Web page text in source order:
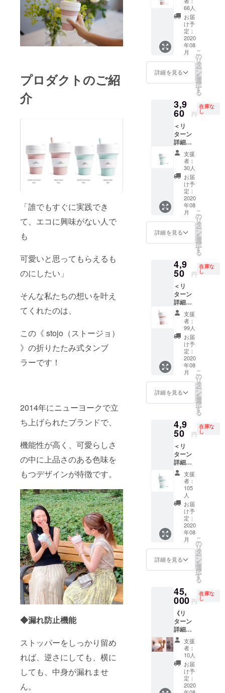
プロダクトのご紹
介
「誰でもすぐに実践でき
て、エコに興味がない人で
も
可愛いと思ってもらえるも
のにしたい」
そんな私たちの想いを叶え
てくれたのは、
この《 stojo（ストージョ）
》の折りたたみ式タンブ
ラーです！
2014年にニューヨークで立
ち上げられたブランドで、
機能性が高く、可愛らしさ
の中に上品さのある色味を
もつデザインが特徴です。
◆漏れ防止機能
ストッパーをしっかり留め
れば、逆さにしても、横に
しても、中身が漏れませ
ん。
いませ
ん。
の価格
となり
ます。
■ 2020
年8月に
お届け
する予
定です
が、生
遅れる
可能性
もござ
いま
す。 ■
イラス
トはメ
イン画
像のデ
ザイン
（A4サ
イズ）
です。
■ イラ
スト現
物はレ
ター
です。
■ オリ
待受画
像はA〜
Dのう
ち、1枚
お選び
いただ
けま
す。
オプ
ション
よりお
好きな
選択く
ださ
け不
要」を
れた場
合、当
画像の
ご送付
はござ
いませ
ん。
エコ タ
ンブ
ラー
（小
《335m
l》・
Rose）
×１個
・向井
ゆきデ
ザイ
るエコ
オリジ
ナル待
受画像
×１枚 ■
こちら
のタン
ブラー
のカ
ラーは
Roseで
す。
Mintを
ご希望
の方は
別メ
ニュー
■ 国内
送料・
消費税
込み ■
2020年
8月にお
届けす
る予定
です
が、生
産、配
送状況
により
遅れる
可能性
もござ
いま
受画像
をA〜D
ち、1枚
お選び
いただ
けま
す。 オ
プショ
ンより
お好き
な画像
を選択
くださ
い。
「お届
要」を
選択さ
画像の
ご送付
はござ
いませ
ん。
66人
お届
け予
定：
2020
年08
月
詳細を見る
こ
の
リ
タ
ー
ン
を
選
択
す
る
3,9
60 円
在庫な
し
＜リ
ターン
詳細＞
・stojo
× ゆる
エコ タ
ンブ
ラー
（小
《335m
l》・
Mint）×
１個 ・
向井ゆ
きデザ
イン！
コオリ
ジナル
待受画
像 ×１
枚 ■こ
ちらの
タンブ
ラーの
カラー
はMint
です。
Roseを
ご希望
の方は
別メ
ニュー
をご選
送料・
消費税
込み ■
2020年
8月にお
届けす
る予定
です
が、生
産、配
送状況
により
遅れる
可能性
もござ
いま
オリジ
ナル待
のう
ち、1枚
お選び
いただ
けま
す。 オ
プショ
ンより
お好き
な画像
を選択
くださ
い。
支援
者：
30人
お届
け予
定：
2020
年08
月
詳細を見る
こ
の
リ
タ
ー
ン
を
選
択
す
る
4,9
50 円
在庫な
し
＜リ
ターン
詳細＞
・stojo
× ゆる
エコ タ
ンブ
ラー
（大
《470m
l》・
Rose）
×１個
・向井
ゆきデ
ザイ
るエコ
オリジ
ナル待
受画像
×１枚 ■
こちら
のタン
ブラー
のカ
ラーは
Roseで
す。
Mintを
ご希望
の方は
別メ
ニュー
をご選
送料・
消費税
2020年
8月にお
届けす
る予定
です
が、生
産、配
送状況
により
遅れる
支援
者：
99人
お届
け予
定：
2020
年08
月
詳細を見る
こ
の
リ
タ
ー
ン
を
選
択
す
る
4,9
50 円
在庫な
し
＜リ
ターン
詳細＞
・stojo
× ゆる
エコ タ
ンブ
ラー
（大
《470m
l》・
Mint）×
１個 ・
向井ゆ
きデザ
ジナル
待受画
像 ×１
枚 ■こ
ちらの
タンブ
ラーの
カラー
はMint
です。
Roseを
ご希望
の方は
支援
者：
105
人
お届
け予
定：
2020
年08
月
詳細を見る
こ
の
リ
タ
ー
ン
を
選
択
す
る
45,
000 円
在庫な
し
《リ
ターン
詳細》
・【ラ
ンチ】
#ゆるエ
コ イベ
ント招
待券（1
名様）
支援
者：
10人
お届
け予
定：
2020